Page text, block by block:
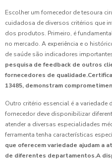
Escolher um fornecedor de tesoura
cuidadosa de diversos critérios que
dos produtos. Primeiro, é
no mercado. A experiência e o
de saúde são indicadores
pesquisa de feedback de outros
fornecedores de qualidade.
13485, demonstram
Outro critério essencial é a
fornecedor deve disponibilizar
atender a diversas especialidades
ferramenta tenha características
que oferecem variedade ajudam a
de diferentes departamentos.A